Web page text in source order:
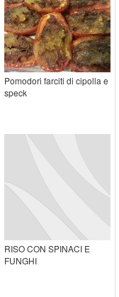
Pomodori farciti di cipolla e
speck
RISO CON SPINACI E
FUNGHI